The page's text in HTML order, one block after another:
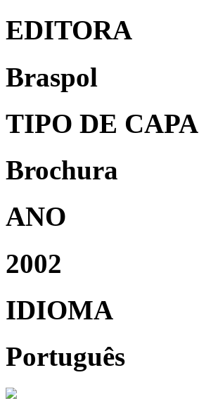
EDITORA
Braspol
TIPO DE CAPA
Brochura
ANO
2002
IDIOMA
Português